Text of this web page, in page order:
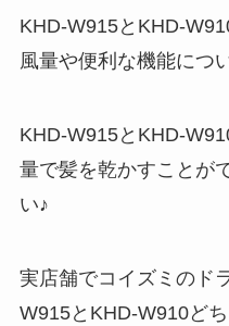
KHD-W915とKHD-
風量や便利な機能につ
KHD-W915とKHD-
量で髪を乾かすことが
い♪
実店舗でコイズミのド
W915とKHD-W910ど